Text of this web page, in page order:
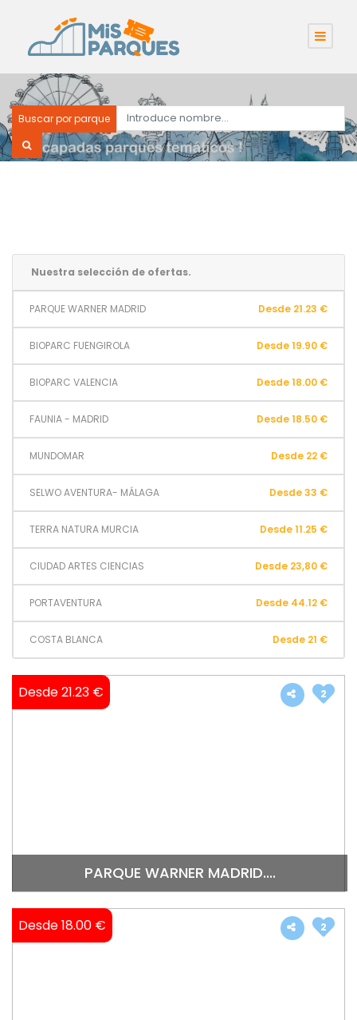
Buscar por parque
Nuestra selección de ofertas.
PARQUE WARNER MADRID Desde 21.23 €
BIOPARC FUENGIROLA Desde 19.90 €
BIOPARC VALENCIA Desde 18.00 €
FAUNIA - MADRID Desde 18.50 €
MUNDOMAR Desde 22 €
SELWO AVENTURA- MÁLAGA Desde 33 €
TERRA NATURA MURCIA Desde 11.25 €
CIUDAD ARTES CIENCIAS Desde 23,80 €
PORTAVENTURA Desde 44.12 €
COSTA BLANCA Desde 21 €
Desde 21.23 €
PARQUE WARNER MADRID....
2
Desde 18.00 € 2